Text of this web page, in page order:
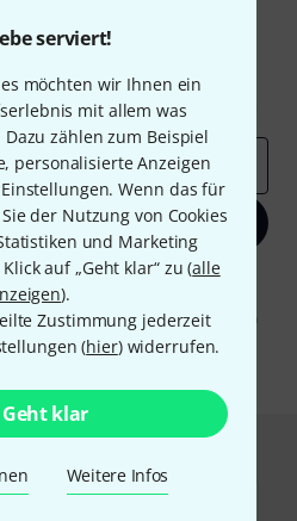
serviert!
möchten wir Ihnen ein
mit allem was
zählen zum Beispiel
personalisierte Anzeigen
Wenn das für
der Nutzung von Cookies
und Marketing
auf „Geht klar“ zu (alle
).
Zustimmung jederzeit
(hier) widerrufen.
Geht klar
Weitere Infos
und gewinne mit
Gutscheinen über jeweils
Deals Thomann Insights
anmelden
stimmen Sie dem Erhalt von E-Mail-
E-Mail-Nutzungsverhaltens zu. Die
Weitere Informationen finden Sie in
.